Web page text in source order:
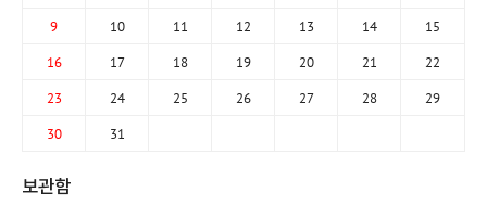
9 10 11 12 13 14 15
16 17 18 19 20 21 22
23 24 25 26 27 28 29
30 31
보관함